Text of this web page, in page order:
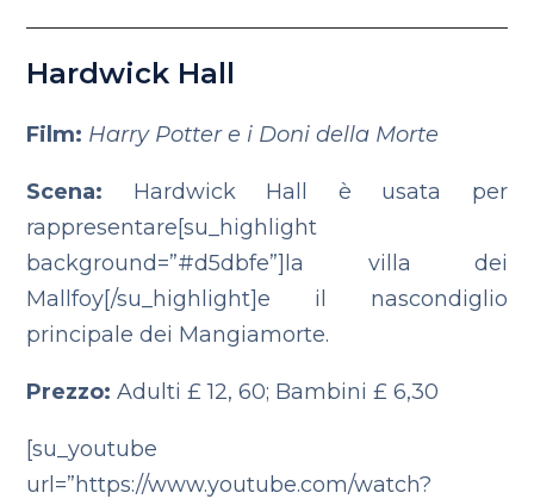
Hardwick Hall
Film: Harry Potter e i Doni della Morte
Scena: Hardwick Hall è usata per
rappresentare[su_highlight
background=”#d5dbfe”]la villa dei
Mallfoy[/su_highlight]e il nascondiglio
principale dei Mangiamorte.
Prezzo: Adulti £ 12, 60; Bambini £ 6,30
[su_youtube
url=”https://www.youtube.com/watch?